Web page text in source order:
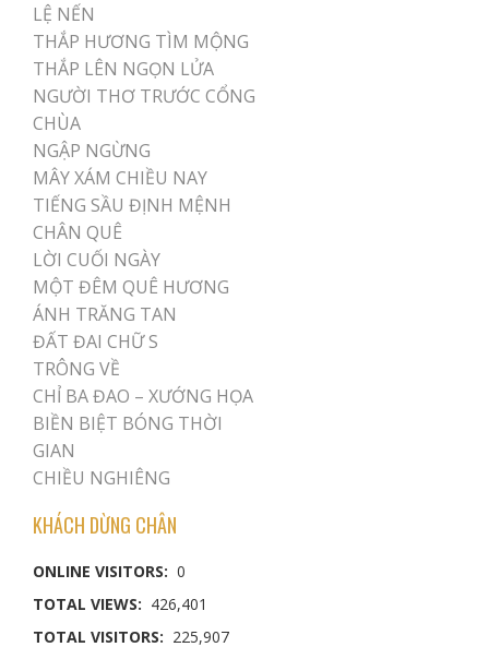
LỆ NẾN
THẮP HƯƠNG TÌM MỘNG
THẮP LÊN NGỌN LỬA
NGƯỜI THƠ TRƯỚC CỔNG
CHÙA
NGẬP NGỪNG
MÂY XÁM CHIỀU NAY
TIẾNG SẦU ĐỊNH MỆNH
CHÂN QUÊ
LỜI CUỐI NGÀY
MỘT ĐÊM QUÊ HƯƠNG
ÁNH TRĂNG TAN
ĐẤT ĐAI CHỮ S
TRÔNG VỀ
CHỈ BA ĐAO – XƯỚNG HỌA
BIỀN BIỆT BÓNG THỜI
GIAN
CHIỀU NGHIÊNG
KHÁCH DỪNG CHÂN
ONLINE VISITORS: 0
TOTAL VIEWS: 426,401
TOTAL VISITORS: 225,907